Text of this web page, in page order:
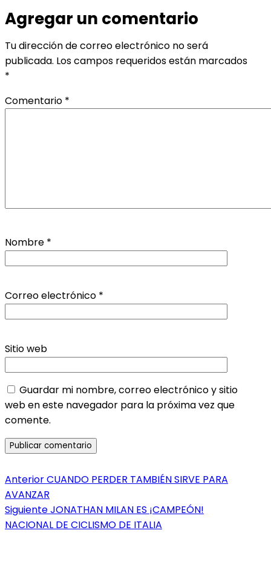
Agregar un comentario
Tu dirección de correo electrónico no será
publicada. Los campos requeridos están marcados
*
Comentario *
Nombre *
Correo electrónico *
Sitio web
Guardar mi nombre, correo electrónico y sitio
web en este navegador para la próxima vez que
comente.
Navegación
de
entradas
AnteriorEntrada
anterior:
CUANDO PERDER TAMBIÉN SIRVE PARA
AVANZAR
SiguienteEntrada
siguiente:
JONATHAN MILAN ES ¡CAMPEÓN!
NACIONAL DE CICLISMO DE ITALIA